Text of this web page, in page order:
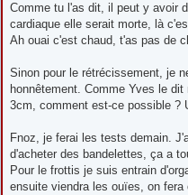
Comme tu l'as dit, il peut y avoir
cardiaque elle serait morte, là
Ah ouai c'est chaud, t'as pas de
Sinon pour le rétrécissement, je
honnêtement. Comme Yves le
3cm, comment est-ce possible ?
Fnoz, je ferai les tests demain.
d'acheter des bandelettes, ça a
Pour le frottis je suis entrain
ensuite viendra les ouïes, on fera